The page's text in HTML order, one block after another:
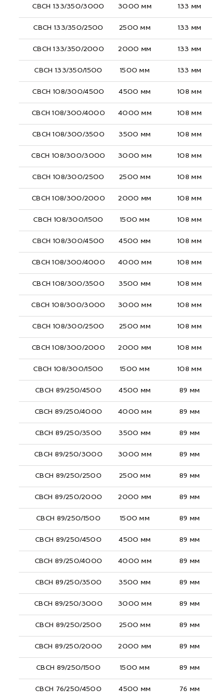
СВСН 133/350/3000 3000 мм 133 мм
СВСН 133/350/2500 2500 мм 133 мм
СВСН 133/350/2000 2000 мм 133 мм
СВСН 133/350/1500 1500 мм 133 мм
СВСН 108/300/4500 4500 мм 108 мм
СВСН 108/300/4000 4000 мм 108 мм
СВСН 108/300/3500 3500 мм 108 мм
СВСН 108/300/3000 3000 мм 108 мм
СВСН 108/300/2500 2500 мм 108 мм
СВСН 108/300/2000 2000 мм 108 мм
СВСН 108/300/1500 1500 мм 108 мм
СВСН 108/300/4500 4500 мм 108 мм
СВСН 108/300/4000 4000 мм 108 мм
СВСН 108/300/3500 3500 мм 108 мм
СВСН 108/300/3000 3000 мм 108 мм
СВСН 108/300/2500 2500 мм 108 мм
СВСН 108/300/2000 2000 мм 108 мм
СВСН 108/300/1500 1500 мм 108 мм
СВСН 89/250/4500 4500 мм 89 мм
СВСН 89/250/4000 4000 мм 89 мм
СВСН 89/250/3500 3500 мм 89 мм
СВСН 89/250/3000 3000 мм 89 мм
СВСН 89/250/2500 2500 мм 89 мм
СВСН 89/250/2000 2000 мм 89 мм
СВСН 89/250/1500 1500 мм 89 мм
СВСН 89/250/4500 4500 мм 89 мм
СВСН 89/250/4000 4000 мм 89 мм
СВСН 89/250/3500 3500 мм 89 мм
СВСН 89/250/3000 3000 мм 89 мм
СВСН 89/250/2500 2500 мм 89 мм
СВСН 89/250/2000 2000 мм 89 мм
СВСН 89/250/1500 1500 мм 89 мм
СВСН 76/250/4500 4500 мм 76 мм